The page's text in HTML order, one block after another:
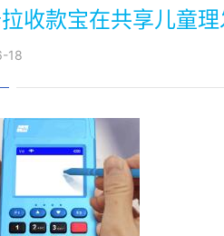
收款宝在共享儿童
18